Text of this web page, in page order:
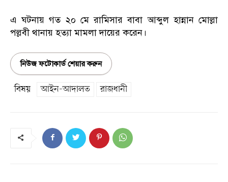
এ ঘটনায় গত ২০ মে রামিসার বাবা আব্দুল হান্নান মোল্লা
পল্লবী থানায় হত্যা মামলা দায়ের করেন।
নিউজ ফটোকার্ড শেয়ার করুন
বিষয় আইন-আদালত রাজধানী